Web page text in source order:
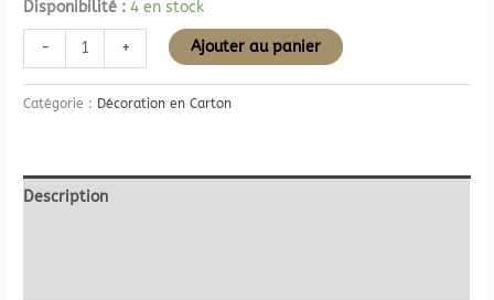
Disponibilité : 4 en stock
- + Ajouter au panier
Catégorie : Décoration en Carton
Description